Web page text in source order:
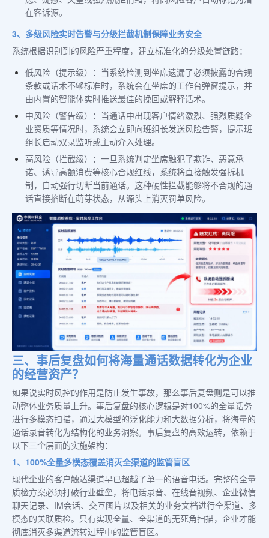
在客诉源。
3、多级风险实时告警与分级拦截机制保障业务安全
系统根据识别到的风险严重程度，建立标准化的分级处置链路：
低风险（提示级）：当系统检测到坐席遗漏了必须披露的合规
条款或话术不够标准时，系统会在坐席的工作台弹窗提示，并
由内置的智能体实时推送最佳的挽回或解释话术。
中风险（警告级）：当通话中出现客户情绪激烈、强烈质疑企
业资质等情况时，系统会立即向班组长发送风险告警，提示班
组长启动双录监听或主动介入处理。
高风险（拦截级）：一旦系统判定坐席触犯了欺诈、恶意承
诺、诱导高额消费等核心合规红线，系统将直接触发强拆机
制，自动强行切断当前通话。这种硬性拦截能够将不合规的通
话直接掐断在萌芽状态，从源头上消灭罚单风险。
三、事后复盘如何将海量通话数据转化为企业
的经营资产？
如果说实时风控的作用是防止发生事故，那么事后复盘则是可以推
动整体业务质量上升。事后复盘的核心逻辑是对100%的全量话务
进行多模态扫描，通过大模型的泛化能力和大数据分析，将海量的
通话录音转化为结构化的业务洞察。事后复盘的高效运转，依赖于
以下三个层面的实施架构：
1、100%全量多模态覆盖消灭全渠道的监管盲区
现代企业的客户触达渠道早已超越了单一的语音电话。完整的全量
质检方案必须打破行业壁垒，将电话录音、在线音视频、企业微信
聊天记录、IM会话、交互图片以及相关的业务文档进行全渠道、多
模态的关联质检。只有实现全量、全渠道的无死角扫描，企业才能
彻底消灭多渠道流转过程中的监管盲区。